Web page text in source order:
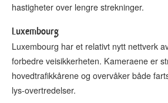
hastigheter over lengre strekninger.
Luxembourg
Luxembourg har et relativt nytt nettverk
forbedre veisikkerheten. Kameraene er
hovedtrafikkårene og overvåker både
lys-overtredelser.